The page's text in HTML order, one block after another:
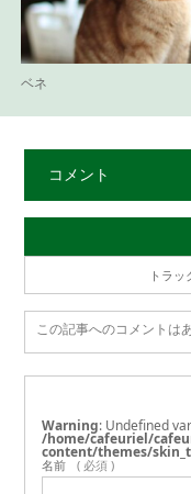
ベネ
コメント
トラッ
この記事へのコメントは
Warning : Undefined
/home/cafeuriel/
content/themes/
名前 ( 必須 )